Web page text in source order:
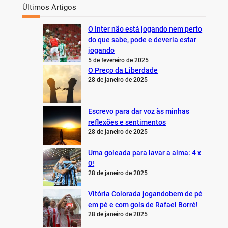
Últimos Artigos
O Inter não está jogando nem perto
do que sabe, pode e deveria estar
jogando
5 de fevereiro de 2025
O Preço da Liberdade
28 de janeiro de 2025
Escrevo para dar voz às minhas
reflexões e sentimentos
28 de janeiro de 2025
Uma goleada para lavar a alma: 4 x
0!
28 de janeiro de 2025
Vitória Colorada jogandobem de pé
em pé e com gols de Rafael Borré!
28 de janeiro de 2025